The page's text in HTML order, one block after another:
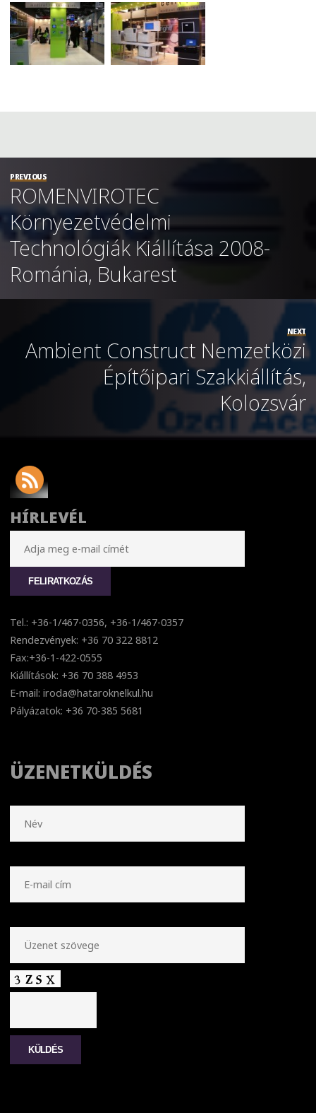
PREVIOUS
ROMENVIROTEC
Környezetvédelmi
Technológiák Kiállítása 2008-
Románia, Bukarest
NEXT
Ambient Construct Nemzetközi
Építőipari Szakkiállítás,
Kolozsvár
HÍRLEVÉL
Tel.: +36-1/467-0356, +36-1/467-0357
Rendezvények: +36 70 322 8812
Fax:+36-1-422-0555
Kiállítások: +36 70 388 4953
E-mail: iroda@hataroknelkul.hu
Pályázatok: +36 70-385 5681
ÜZENETKÜLDÉS